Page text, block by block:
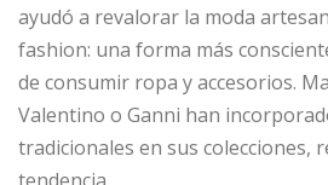
ayudó a revalorar la moda
fashion: una forma más
de consumir ropa y accesorios.
Valentino o Ganni han
tradicionales en sus colecciones,